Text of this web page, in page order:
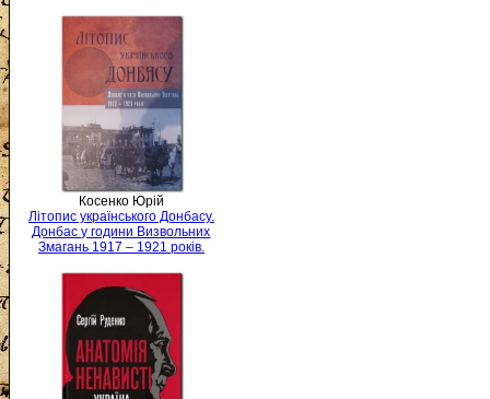
Косенко Юрій
Літопис українського Донбасу.
Донбас у години Визвольних
Змагань 1917 – 1921 років.